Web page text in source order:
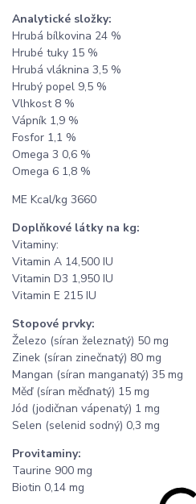
Analytické složky:
Hrubá bílkovina 24 %
Hrubé tuky 15 %
Hrubá vláknina 3,5 %
Hrubý popel 9,5 %
Vlhkost 8 %
Vápník 1,9 %
Fosfor 1,1 %
Omega 3 0,6 %
Omega 6 1,8 %
ME Kcal/kg 3660
Doplňkové látky na kg:
Vitaminy:
Vitamin A 14,500 IU
Vitamin D3 1,950 IU
Vitamin E 215 IU
Stopové prvky:
Železo (síran železnatý) 50 mg
Zinek (síran zinečnatý) 80 mg
Mangan (síran manganatý) 35 mg
Měď (síran měďnatý) 15 mg
Jód (jodičnan vápenatý) 1 mg
Selen (selenid sodný) 0,3 mg
Provitaminy:
Taurine 900 mg
Biotin 0,14 mg